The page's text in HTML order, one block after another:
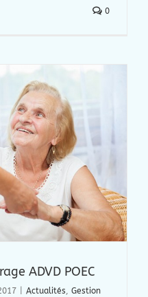
0
ADVD POEC
Actualités, Gestion